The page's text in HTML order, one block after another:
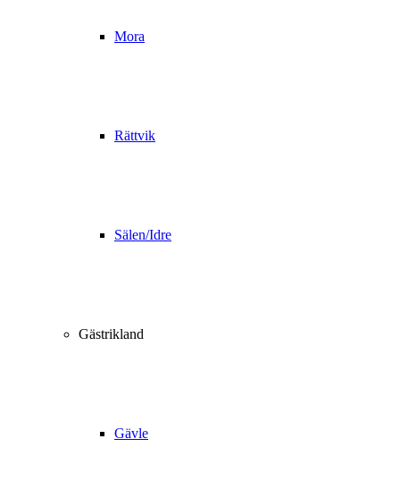
Mora
Rättvik
Sälen/Idre
Gästrikland
Gävle